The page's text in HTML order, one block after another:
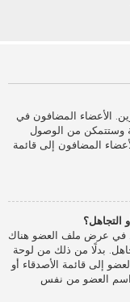
الأعضاء المضافون في
وستتمكن من الوصول
المضافون إلى قائمة
التجاهل؟
في عرض ملف العضو هناك
بدلًا من ذلك من لوحة
إلى قائمة الأصدقاء أو
اسم العضو من نفس